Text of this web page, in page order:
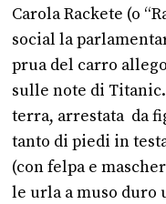
Carola Rackete (o
social la
prua del carro
sulle note di
terra, arrestata da
tanto di piedi in
(con felpa e
le urla a muso duro